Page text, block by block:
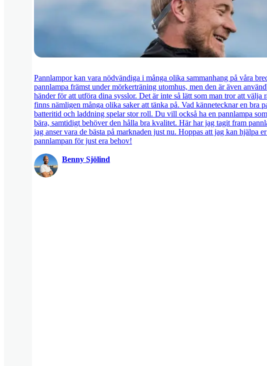
Pannlampor kan vara nödvändiga i många olika sammanhang på våra
pannlampa främst under mörkerträning utomhus, men den är även
händer för att utföra dina sysslor. Det är inte så lätt som man tror att välja
finns nämligen många olika saker att tänka på. Vad kännetecknar en bra
batteritid och laddning spelar stor roll. Du vill också ha en pannlampa
bära, samtidigt behöver den hålla bra kvalitet. Här har jag tagit fram
jag anser vara de bästa på marknaden just nu. Hoppas att jag kan hjälpa
pannlampan för just era behov!
Benny Sjölind